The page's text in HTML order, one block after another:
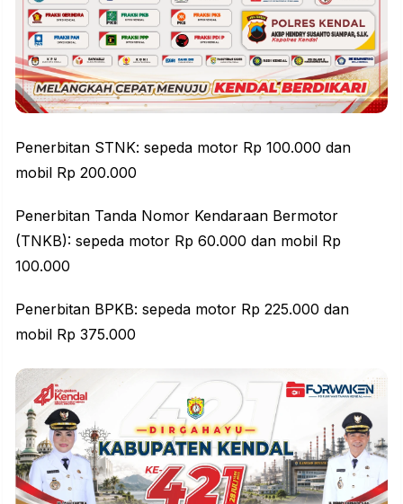
Penerbitan STNK: sepeda motor Rp 100.000 dan
mobil Rp 200.000
Penerbitan Tanda Nomor Kendaraan Bermotor
(TNKB): sepeda motor Rp 60.000 dan mobil Rp
100.000
Penerbitan BPKB: sepeda motor Rp 225.000 dan
mobil Rp 375.000